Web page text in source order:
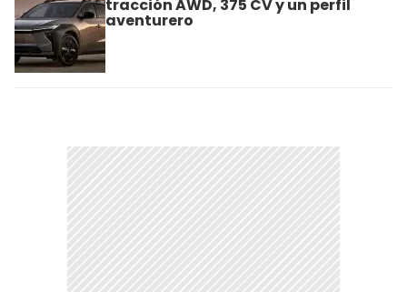
tracción AWD, 375 CV y un perfil
aventurero